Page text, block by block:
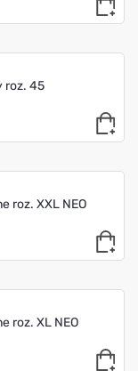
roz. 45
roz. XXL NEO
roz. XL NEO